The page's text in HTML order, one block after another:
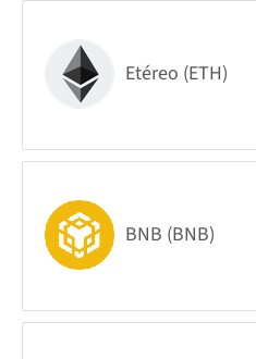
Etéreo (ETH)
BNB (BNB)